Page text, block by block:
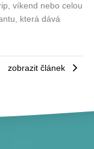
víkend nebo celou
která dává
zobrazit článek